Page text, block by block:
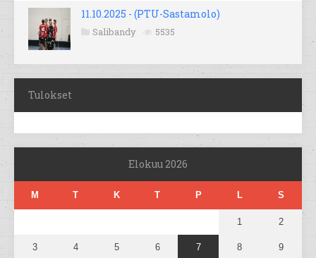
11.10.2025 - (PTU-Sastamolo)
Salibandy 5535
Tulokset
Elokuu 2026
M T K T P L S
1 2
3 4 5 6 7 8 9